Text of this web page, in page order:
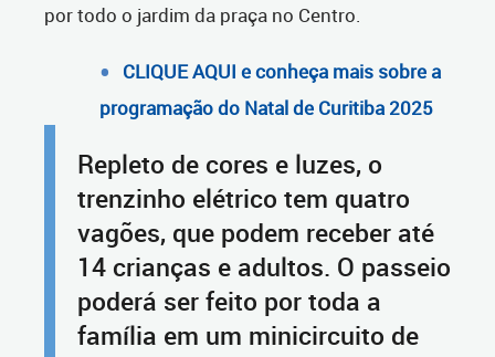
por todo o jardim da praça no Centro.
CLIQUE AQUI e conheça mais sobre a
programação do Natal de Curitiba 2025
Repleto de cores e luzes, o
trenzinho elétrico tem quatro
vagões, que podem receber até
14 crianças e adultos. O passeio
poderá ser feito por toda a
família em um minicircuito de